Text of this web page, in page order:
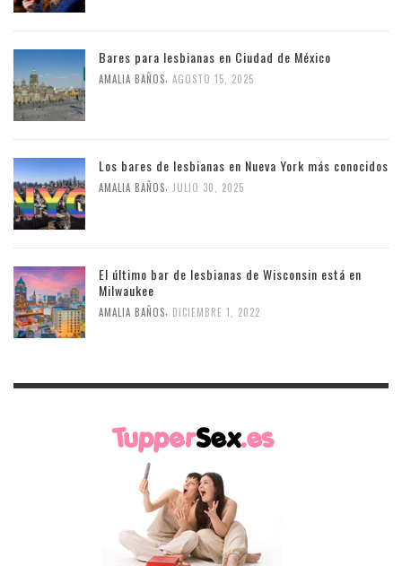
Bares para lesbianas en Ciudad de México
AMALIA BAÑOS AGOSTO 15, 2025
Los bares de lesbianas en Nueva York más conocidos
AMALIA BAÑOS JULIO 30, 2025
El último bar de lesbianas de Wisconsin está en
Milwaukee
AMALIA BAÑOS DICIEMBRE 1, 2022